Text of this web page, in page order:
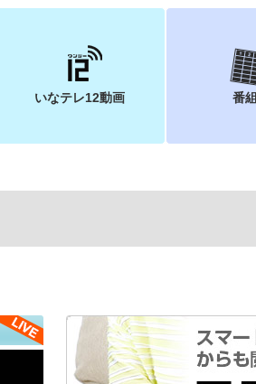
いなテレ12動画 番